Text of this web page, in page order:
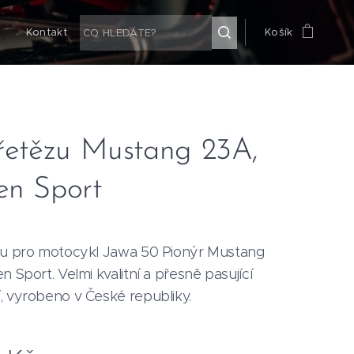
Kontakt Košík
Mustang 23A,
Sport
pro motocykl Jawa 50 Pionýr Mustang
Sport. Velmi kvalitní a přesně pasující
vyrobeno v České republiky.